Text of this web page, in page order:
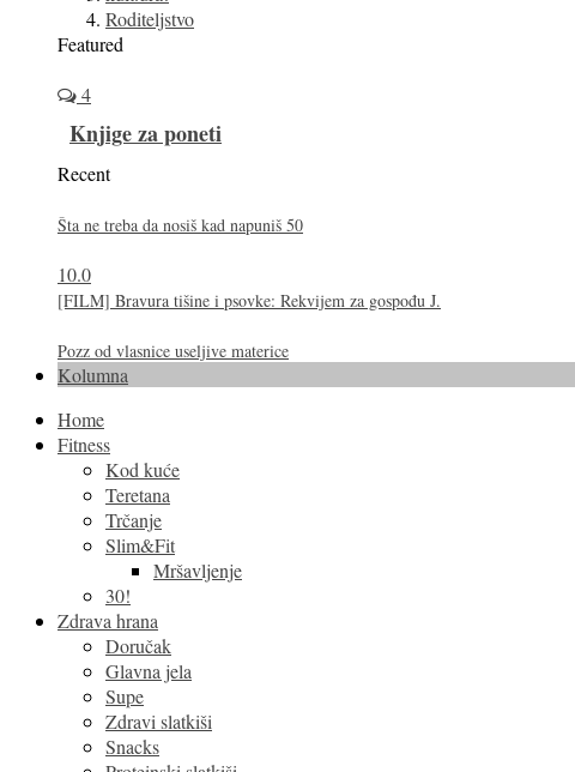
Roditeljstvo
Featured
4
Knjige za poneti
Recent
Šta ne treba da nosiš kad napuniš 50
10.0
[FILM] Bravura tišine i psovke: Rekvijem za gospođu J.
Pozz od vlasnice useljive materice
Kolumna
Home
Fitness
Kod kuće
Teretana
Trčanje
Slim&Fit
Mršavljenje
30!
Zdrava hrana
Doručak
Glavna jela
Supe
Zdravi slatkiši
Snacks